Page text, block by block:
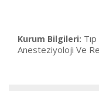
Kurum Bilgileri:
Anesteziyoloji Ve